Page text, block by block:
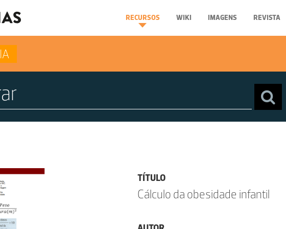
RECURSOS WIKI IMAGENS REVISTA
TÍTULO
Cálculo da obesidade infantil